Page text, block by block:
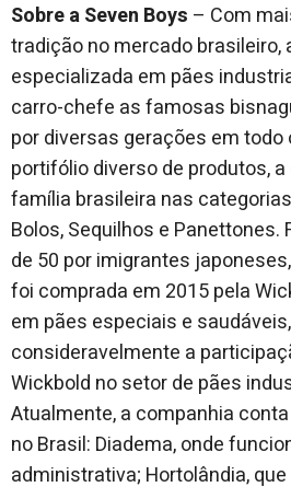
Sobre a Seven Boys – Com
tradição no mercado brasileiro,
especializada em pães
carro-chefe as famosas
por diversas gerações em todo
portifólio diverso de produtos,
família brasileira nas
Bolos, Sequilhos e Panettones.
de 50 por imigrantes
foi comprada em 2015 pela
em pães especiais e
consideravelmente a
Wickbold no setor de pães
Atualmente, a companhia
no Brasil: Diadema, onde
administrativa; Hortolândia,